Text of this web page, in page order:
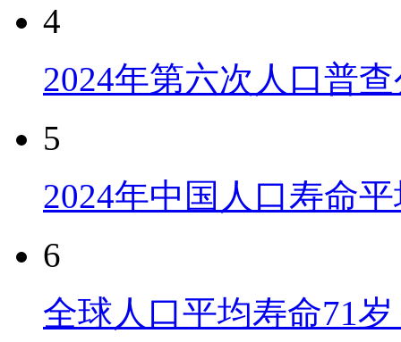
4
2024年第六次人口普
5
2024年中国人口寿命
6
全球人口平均寿命71